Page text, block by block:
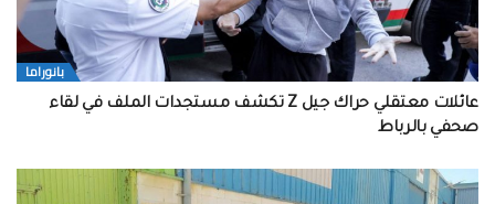
بانوراما
عائلات معتقلي حراك جيل Z تكشف مستجدات الملف في لقاء
صحفي بالرباط